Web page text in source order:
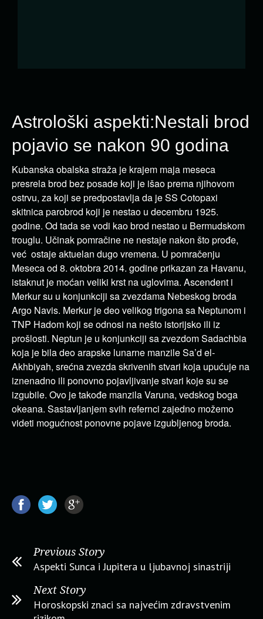
Astrološki aspekti:Nestali brod
pojavio se nakon 90 godina
Kubanska obalska straža je krajem maja meseca
presrela brod bez posade koji je išao prema njihovom
ostrvu, za koji se predpostavlja da je SS Cotopaxi
skitnica parobrod koji je nestao u decembru 1925.
godine. Od tada se vodi kao brod nestao u Bermudskom
trouglu. Učinak pomračine ne nestaje nakon što prođe,
već ostaje aktuelan dugo vremena. U pomračenju
Meseca od 8. oktobra 2014. godine prikazan za Havanu,
istaknut je moćan veliki krst na uglovima. Ascendent i
Merkur su u konjunkciji sa zvezdama Nebeskog broda
Argo Navis. Merkur je deo velikog trigona sa Neptunom i
TNP Hadom koji se odnosi na nešto istorijsko ili iz
prošlosti. Neptun je u konjunkciji sa zvezdom Sadachbia
koja je bila deo arapske lunarne manzile Sa’d el-
Akhbiyah, srećna zvezda skrivenih stvari koja upućuje na
iznenadno ili ponovno pojavljivanje stvari koje su se
izgubile. Ovo je takođe manzila Varuna, vedskog boga
okeana. Sastavljanjem svih refernci zajedno možemo
videti mogućnost ponovne pojave izgubljenog broda.
Previous Story
Aspekti Sunca i Jupitera u ljubavnoj sinastriji
Next Story
Horoskopski znaci sa najvećim zdravstvenim